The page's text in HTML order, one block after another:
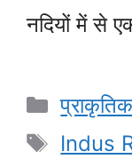
नदियों में से
Tags
Indus